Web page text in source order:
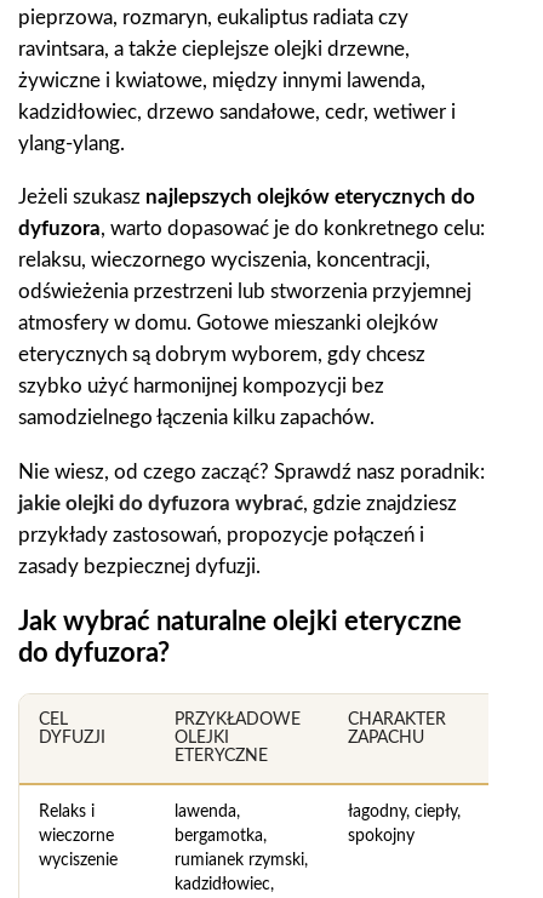
pieprzowa, rozmaryn, eukaliptus radiata czy
ravintsara, a także cieplejsze olejki drzewne,
żywiczne i kwiatowe, między innymi lawenda,
kadzidłowiec, drzewo sandałowe, cedr, wetiwer i
ylang-ylang.
Jeżeli szukasz najlepszych olejków eterycznych do
dyfuzora, warto dopasować je do konkretnego celu:
relaksu, wieczornego wyciszenia, koncentracji,
odświeżenia przestrzeni lub stworzenia przyjemnej
atmosfery w domu. Gotowe mieszanki olejków
eterycznych są dobrym wyborem, gdy chcesz
szybko użyć harmonijnej kompozycji bez
samodzielnego łączenia kilku zapachów.
Nie wiesz, od czego zacząć? Sprawdź nasz poradnik:
jakie olejki do dyfuzora wybrać, gdzie znajdziesz
przykłady zastosowań, propozycje połączeń i
zasady bezpiecznej dyfuzji.
Jak wybrać naturalne olejki eteryczne
do dyfuzora?
CEL
DYFUZJI
PRZYKŁADOWE
OLEJKI
ETERYCZNE
CHARAKTER
ZAPACHU
Relaks i
wieczorne
wyciszenie
lawenda,
bergamotka,
rumianek rzymski,
kadzidłowiec,
łagodny, ciepły,
spokojny